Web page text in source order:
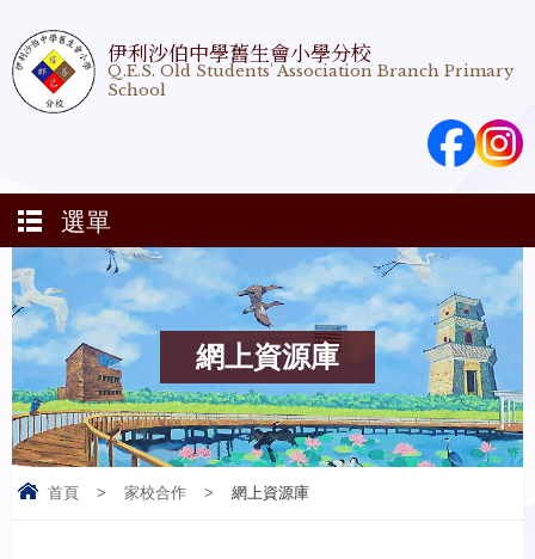
伊利沙伯中學舊生會小學分校
Q.E.S. Old Students' Association Branch Primary
School
選單
網上資源庫
首頁 > 家校合作 > 網上資源庫